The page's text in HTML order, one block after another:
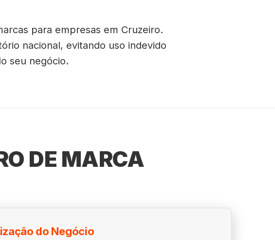
para empresas em Cruzeiro.
nacional, evitando uso indevido
seu negócio.
DE MARCA
do Negócio